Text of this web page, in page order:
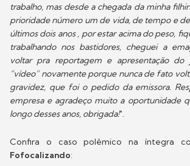
trabalho, mas desde a chegada da minha
prioridade número um de vida, de tempo e
últimos dois anos , por estar acima do peso,
trabalhando nos bastidores, cheguei a
voltar pra reportagem e apresentação do
“vídeo” novamente porque nunca de fato
gravidez, que foi o pedido da emissora.
empresa e agradeço muito a oportunidade
longo desses anos, obrigada!".
Confira o caso polêmico na íntegra
Fofocalizando: